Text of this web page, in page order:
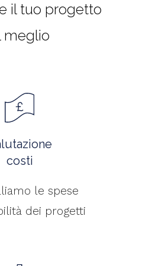
il tuo progetto
meglio
costi
le spese
dei progetti